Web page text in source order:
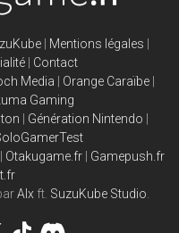
| Mentions légales
| Contact
Media Orange Caraïbe
Gaming
Génération Nintendo
Otakugame.fr| Gamepush.fr
Alx ft. SuzuKube Studio